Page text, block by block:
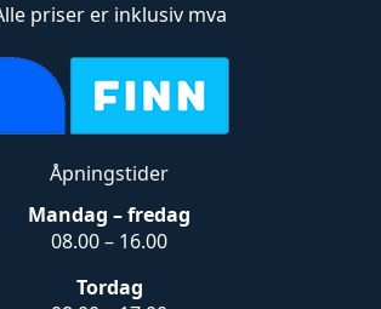
priser er inklusiv mva
Åpningstider
Mandag – fredag
08.00 – 16.00
Tordag